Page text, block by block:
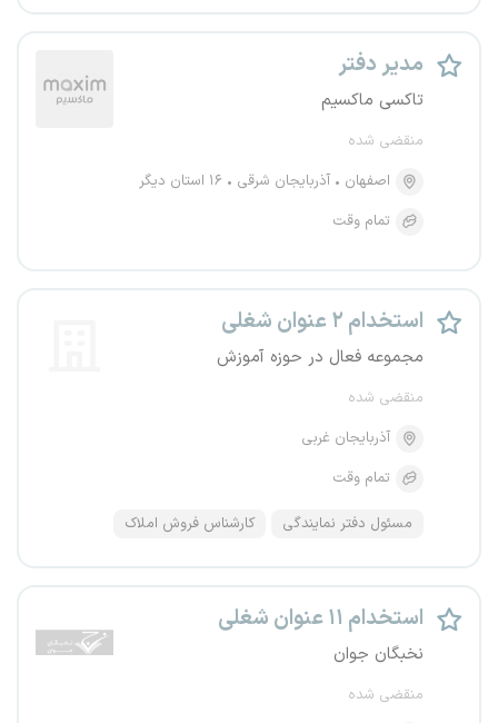
مدیر دفتر
تاکسی ماکسیم
منقضی شده
اصفهان
آذربایجان شرقی
۱۶ استان دیگر
تمام وقت
استخدام ۲ عنوان شغلی
مجموعه فعال در حوزه آموزش
منقضی شده
آذربایجان غربی
تمام وقت
مسئول دفتر نمایندگی کارشناس فروش املاک
استخدام ۱۱ عنوان شغلی
نخبگان جوان
منقضی شده